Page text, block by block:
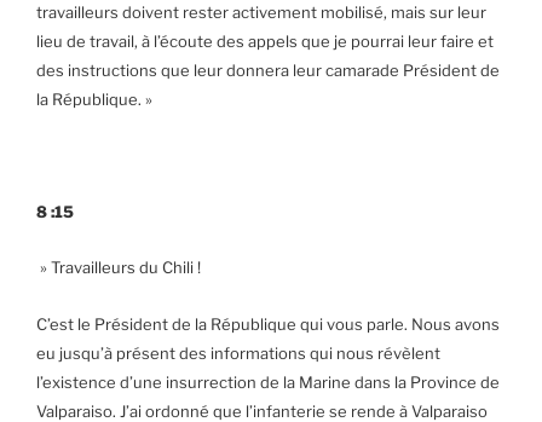
travailleurs doivent rester activement mobilisé, mais sur leur
lieu de travail, à l’écoute des appels que je pourrai leur faire et
des instructions que leur donnera leur camarade Président de
la République. »
8 :15
» Travailleurs du Chili !
C’est le Président de la République qui vous parle. Nous avons
eu jusqu’à présent des informations qui nous révèlent
l’existence d’une insurrection de la Marine dans la Province de
Valparaiso. J’ai ordonné que l’infanterie se rende à Valparaiso